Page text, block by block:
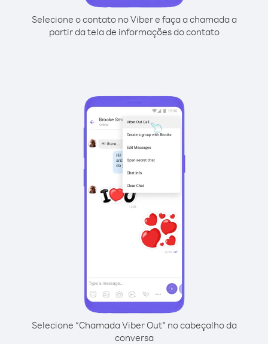
Selecione o contato no Viber e faça a chamada a
partir da tela de informações do contato
Selecione “Chamada Viber Out” no cabeçalho da
conversa